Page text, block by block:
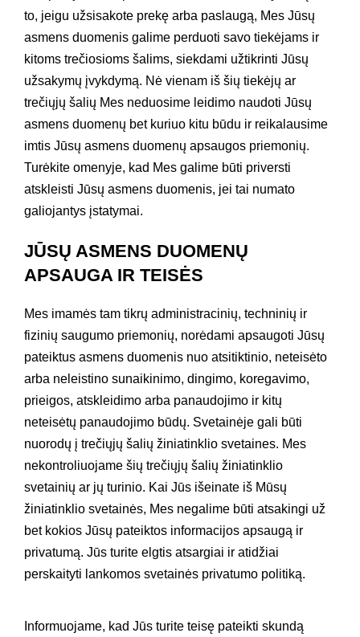
to, jeigu užsisakote prekę arba paslaugą, Mes Jūsų
asmens duomenis galime perduoti savo tiekėjams ir
kitoms trečiosioms šalims, siekdami užtikrinti Jūsų
užsakymų įvykdymą. Nė vienam iš šių tiekėjų ar
trečiųjų šalių Mes neduosime leidimo naudoti Jūsų
asmens duomenų bet kuriuo kitu būdu ir reikalausime
imtis Jūsų asmens duomenų apsaugos priemonių.
Turėkite omenyje, kad Mes galime būti priversti
atskleisti Jūsų asmens duomenis, jei tai numato
galiojantys įstatymai.
JŪSŲ ASMENS DUOMENŲ
APSAUGA IR TEISĖS
Mes imamės tam tikrų administracinių, techninių ir
fizinių saugumo priemonių, norėdami apsaugoti Jūsų
pateiktus asmens duomenis nuo atsitiktinio, neteisėto
arba neleistino sunaikinimo, dingimo, koregavimo,
prieigos, atskleidimo arba panaudojimo ir kitų
neteisėtų panaudojimo būdų. Svetainėje gali būti
nuorodų į trečiųjų šalių žiniatinklio svetaines. Mes
nekontroliuojame šių trečiųjų šalių žiniatinklio
svetainių ar jų turinio. Kai Jūs išeinate iš Mūsų
žiniatinklio svetainės, Mes negalime būti atsakingi už
bet kokios Jūsų pateiktos informacijos apsaugą ir
privatumą. Jūs turite elgtis atsargiai ir atidžiai
perskaityti lankomos svetainės privatumo politiką.
Informuojame, kad Jūs turite teisę pateikti skundą